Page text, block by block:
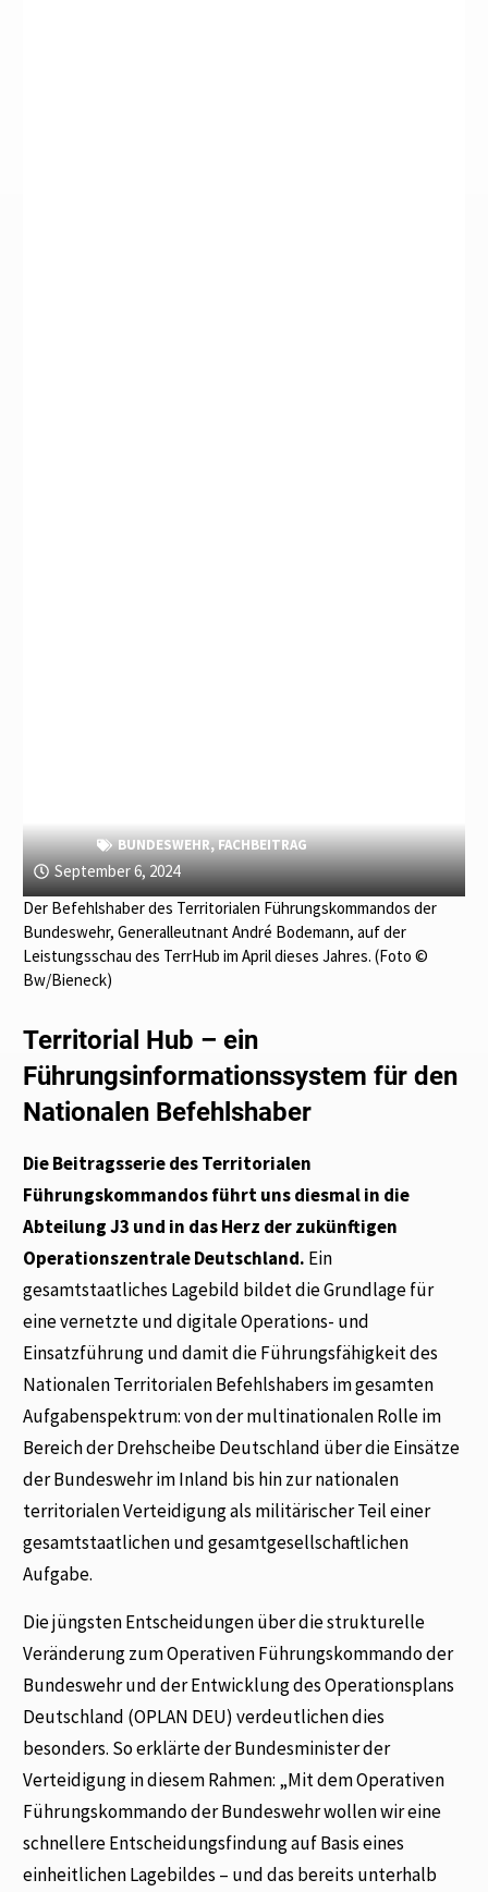
BUNDESWEHR,FACHBEITRAG
September 6, 2024
Der Befehlshaber des Territorialen Führungskommandos der
Bundeswehr, Generalleutnant André Bodemann, auf der
Leistungsschau des TerrHub im April dieses Jahres. (Foto ©
Bw/Bieneck)
Territorial Hub – ein
Führungsinformationssystem für den
Nationalen Befehlshaber
Die Beitragsserie des Territorialen
Führungskommandos führt uns diesmal in die
Abteilung J3 und in das Herz der zukünftigen
Operationszentrale Deutschland. Ein
gesamtstaatliches Lagebild bildet die Grundlage für
eine vernetzte und digitale Operations- und
Einsatzführung und damit die Führungsfähigkeit des
Nationalen Territorialen Befehlshabers im gesamten
Aufgabenspektrum: von der multinationalen Rolle im
Bereich der Drehscheibe Deutschland über die Einsätze
der Bundeswehr im Inland bis hin zur nationalen
territorialen Verteidigung als militärischer Teil einer
gesamtstaatlichen und gesamtgesellschaftlichen
Aufgabe.
Die jüngsten Entscheidungen über die strukturelle
Veränderung zum Operativen Führungskommando der
Bundeswehr und der Entwicklung des Operationsplans
Deutschland (OPLAN DEU) verdeutlichen dies
besonders. So erklärte der Bundesminister der
Verteidigung in diesem Rahmen: „Mit dem Operativen
Führungskommando der Bundeswehr wollen wir eine
schnellere Entscheidungsfindung auf Basis eines
einheitlichen Lagebildes – und das bereits unterhalb